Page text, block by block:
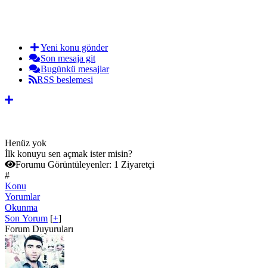
Yeni konu gönder
Son mesaja git
Bugünkü mesajlar
RSS beslemesi
Henüz yok
İlk konuyu sen açmak ister misin?
Forumu Görüntüleyenler: 1 Ziyaretçi
#
Konu
Yorumlar
Okunma
Son Yorum [+]
Forum Duyuruları